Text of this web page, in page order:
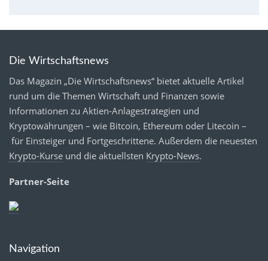
Die Wirtschaftsnews
Das Magazin „Die Wirtschaftsnews“ bietet aktuelle Artikel
rund um die Themen Wirtschaft und Finanzen sowie
Informationen zu Aktien-Anlagestrategien und
Kryptowährungen – wie Bitcoin, Ethereum oder Litecoin –
für Einsteiger und Fortgeschrittene. Außerdem die neuesten
Krypto-Kurse und die aktuellsten Krypto-News.
Partner-Seite
Navigation